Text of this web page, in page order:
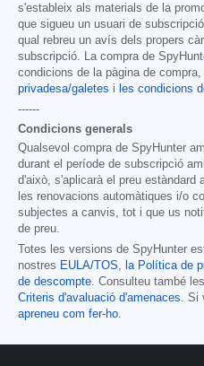
s'estableix als materials de la
que sigueu un usuari de
qual rebreu un avís dels propers
subscripció. La compra de
condicions de la pàgina de compra,
privadesa/galetes i les condicions
------
Condicions generals
Qualsevol compra de SpyHunter
durant el període de subscripció
d'això, s'aplicarà el preu estàndard
les renovacions automàtiques i/o
subjectes a canvis, tot i que us
de preu.
Totes les versions de SpyHunter
nostres EULA/TOS la Política de
de descompte . Consulteu també
Criteris d'avaluació d'amenaces .
apreneu com fer-ho